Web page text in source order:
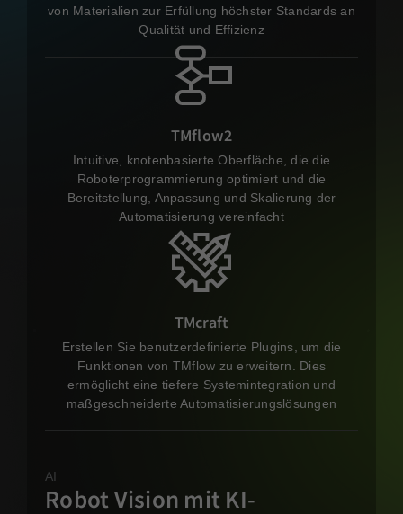
von Materialien zur Erfüllung höchster Standards an
Qualität und Effizienz
TMflow2
Intuitive, knotenbasierte Oberfläche, die die
Roboterprogrammierung optimiert und die
Bereitstellung, Anpassung und Skalierung der
Automatisierung vereinfacht
TMcraft
Erstellen Sie benutzerdefinierte Plugins, um die
Funktionen von TMflow zu erweitern. Dies
ermöglicht eine tiefere Systemintegration und
maßgeschneiderte Automatisierungslösungen
AI
Robot Vision mit KI-